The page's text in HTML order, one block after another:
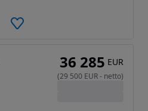
36 285 EUR
(29 500 EUR- netto)